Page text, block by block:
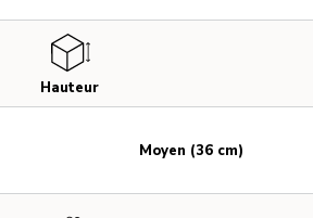
Hauteur
Moyen (36 cm)